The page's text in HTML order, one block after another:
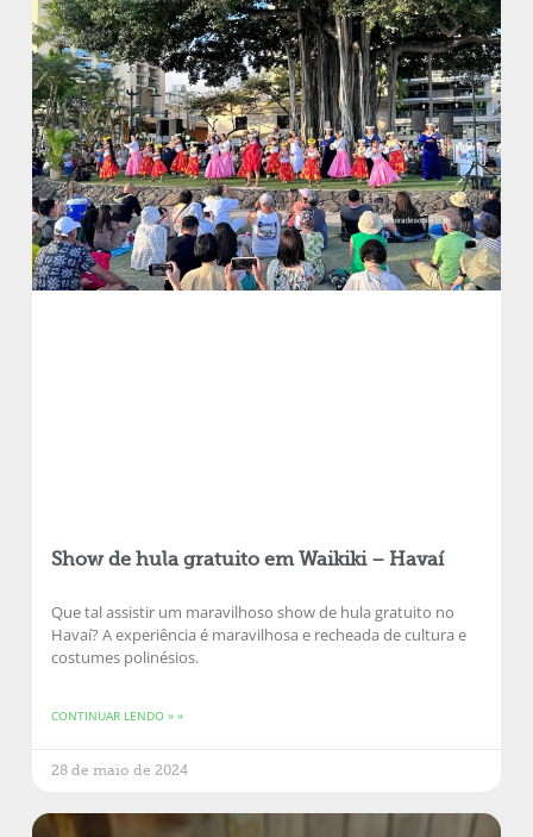
Show de hula gratuito em Waikiki – Havaí
Que tal assistir um maravilhoso show de hula gratuito no
Havaí? A experiência é maravilhosa e recheada de cultura e
costumes polinésios.
CONTINUAR LENDO » »
28 de maio de 2024